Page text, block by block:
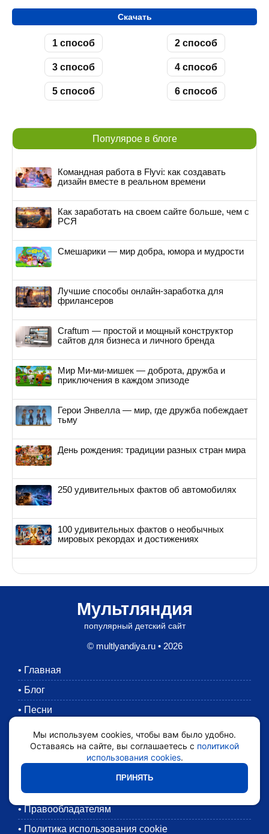
Скачать
1 способ 2 способ
3 способ 4 способ
5 способ 6 способ
Популярое в блоге
Командная работа в Flyvi: как создавать
дизайн вместе в реальном времени
Как заработать на своем сайте больше, чем с
РСЯ
Смешарики — мир добра, юмора и мудрости
Лучшие способы онлайн-заработка для
фрилансеров
Craftum — простой и мощный конструктор
сайтов для бизнеса и личного бренда
Мир Ми-ми-мишек — доброта, дружба и
приключения в каждом эпизоде
Герои Энвелла — мир, где дружба побеждает
тьму
День рождения: традиции разных стран мира
250 удивительных фактов об автомобилях
100 удивительных фактов о необычных
мировых рекордах и достижениях
Мультляндия
популярный детский сайт
© multlyandiya.ru • 2026
• Главная
• Блог
• Песни
Раскраски
Картинки
•
•
• Правообладателям
• Политика использования cookie
Мы используем cookies, чтобы вам было удобно.
Оставаясь на сайте, вы соглашаетесь с политикой
использования cookies.
ПРИНЯТЬ